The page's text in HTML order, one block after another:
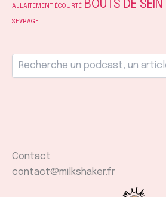
ALLAITEMENT ÉCOURTÉ BOUTS DE SEIN
SEVRAGE
Contact
contact@milkshaker.fr